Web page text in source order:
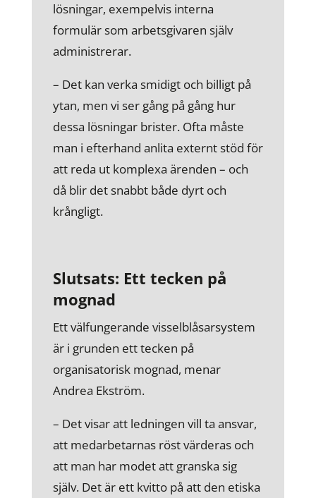
lösningar, exempelvis interna
formulär som arbetsgivaren själv
administrerar.
– Det kan verka smidigt och billigt på
ytan, men vi ser gång på gång hur
dessa lösningar brister. Ofta måste
man i efterhand anlita externt stöd för
att reda ut komplexa ärenden – och
då blir det snabbt både dyrt och
krångligt.
Slutsats: Ett tecken på
mognad
Ett välfungerande visselblåsarsystem
är i grunden ett tecken på
organisatorisk mognad, menar
Andrea Ekström.
– Det visar att ledningen vill ta ansvar,
att medarbetarnas röst värderas och
att man har modet att granska sig
själv. Det är ett kvitto på att den etiska